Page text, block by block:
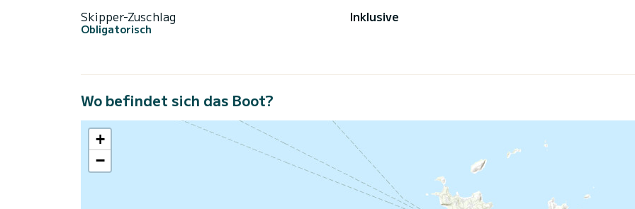
Skipper-Zuschlag
Obligatorisch
Inklusive
Wo befindet sich das Boot?
+
−